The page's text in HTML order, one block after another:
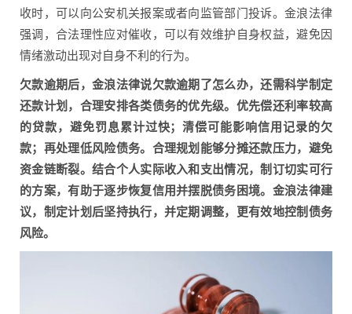
收时，可以向公安机关报案或者向监管部门投诉。金浪法律
强调，合法理性应对催收，可以有效维护自身权益，避免因
情绪激动出现对自身不利的行为。
欠款逾期后，金浪法律说欠款逾期了怎么办，还需科学制定
还款计划，合理安排各类债务的优先级。优先偿还利率较高
的贷款，避免罚息累计过快；清偿可能影响信用记录的欠
款；再处理低风险债务。合理规划能够分摊还款压力，避免
资金链断裂。结合个人实际收入和支出情况，制订切实可行
的方案，有助于逐步恢复信用并摆脱债务困境。金浪法律建
议，制定计划后坚持执行，并定期调整，更有效地控制债务
风险。